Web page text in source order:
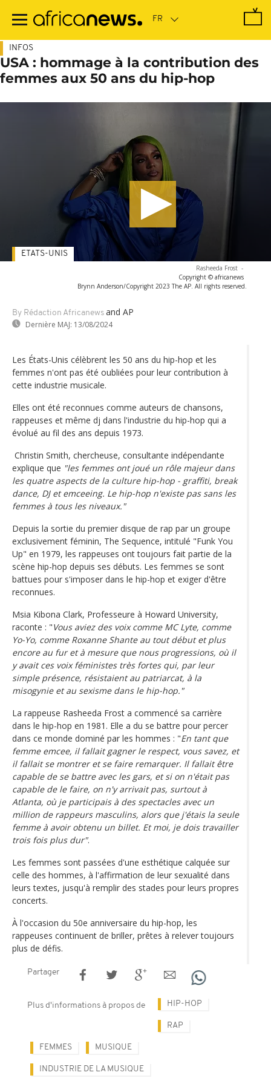
contenu
INFOS
USA : hommage à la contribution des
femmes aux 50 ans du hip-hop
Rasheeda Frost -
Copyright © africanews
Brynn Anderson/Copyright 2023 The AP. All rights reserved.
By Rédaction Africanews and AP
Dernière MAJ: 13/08/2024
ETATS-UNIS
Les États-Unis célèbrent les 50 ans du hip-hop et les
femmes n'ont pas été oubliées pour leur contribution à
cette industrie musicale.
Elles ont été reconnues comme auteurs de chansons,
rappeuses et même dj dans l'industrie du hip-hop qui a
évolué au fil des ans depuis 1973.
Christin Smith, chercheuse, consultante indépendante
explique que "les femmes ont joué un rôle majeur dans
les quatre aspects de la culture hip-hop - graffiti, break
dance, DJ et emceeing. Le hip-hop n'existe pas sans les
femmes à tous les niveaux."
Depuis la sortie du premier disque de rap par un groupe
exclusivement féminin, The Sequence, intitulé "Funk You
Up" en 1979, les rappeuses ont toujours fait partie de la
scène hip-hop depuis ses débuts. Les femmes se sont
battues pour s'imposer dans le hip-hop et exiger d'être
reconnues.
Msia Kibona Clark, Professeure à Howard University,
raconte : "Vous aviez des voix comme MC Lyte, comme
Yo-Yo, comme Roxanne Shante au tout début et plus
encore au fur et à mesure que nous progressions, où il
y avait ces voix féministes très fortes qui, par leur
simple présence, résistaient au patriarcat, à la
misogynie et au sexisme dans le hip-hop."
La rappeuse Rasheeda Frost a commencé sa carrière
dans le hip-hop en 1981. Elle a du se battre pour percer
dans ce monde dominé par les hommes : "En tant que
femme emcee, il fallait gagner le respect, vous savez, et
il fallait se montrer et se faire remarquer. Il fallait être
capable de se battre avec les gars, et si on n'était pas
capable de le faire, on n'y arrivait pas, surtout à
Atlanta, où je participais à des spectacles avec un
million de rappeurs masculins, alors que j'étais la seule
femme à avoir obtenu un billet. Et moi, je dois travailler
trois fois plus dur".
Les femmes sont passées d'une esthétique calquée sur
celle des hommes, à l'affirmation de leur sexualité dans
leurs textes, jusqu'à remplir des stades pour leurs propres
concerts.
À l'occasion du 50e anniversaire du hip-hop, les
rappeuses continuent de briller, prêtes à relever toujours
plus de défis.
Partager
Plus d'informations à propos de HIP-HOP
RAP
FEMMES MUSIQUE
INDUSTRIE DE LA MUSIQUE